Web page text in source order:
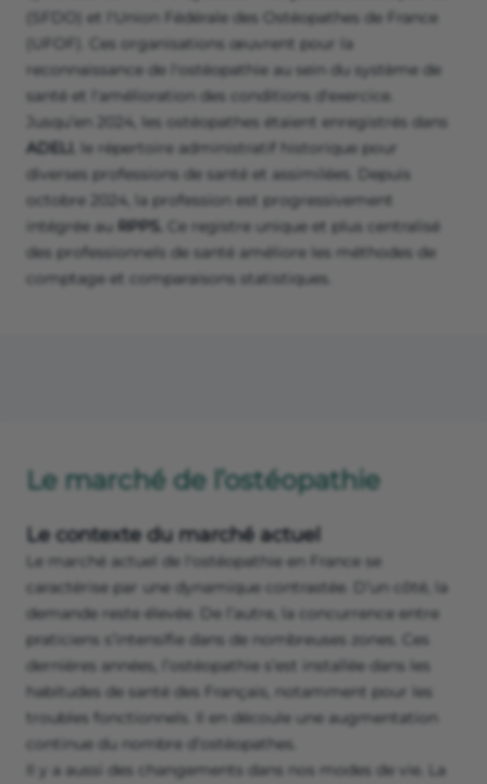
(SFDO) et l'Union Fédérale des Ostéopathes de France
(UFOF). Ces organisations œuvrent pour la
reconnaissance de l'ostéopathie au sein du système de
santé et l'amélioration des conditions d'exercice.
Jusqu’en 2024, les ostéopathes étaient enregistrés dans
ADELI , le répertoire administratif historique pour
diverses professions de santé et assimilées. Depuis
octobre 2024, la profession est progressivement
intégrée au RPPS.
Ce registre unique et plus centralisé
des professionnels de santé améliore les méthodes de
comptage et comparaisons statistiques.
Le marché de l’ostéopathie
Le contexte du marché actuel
Le marché actuel de l'ostéopathie en France se
caractérise par une dynamique contrastée. D’un côté, la
demande reste élevée. De l’autre, la concurrence entre
praticiens s’intensifie dans de nombreuses zones. Ces
dernières années, l’ostéopathie s’est installée dans les
habitudes de santé des Français, notamment pour les
troubles fonctionnels. Il en découle une augmentation
continue du nombre d’ostéopathes.
Il y a aussi des changements dans nos modes de vie. La